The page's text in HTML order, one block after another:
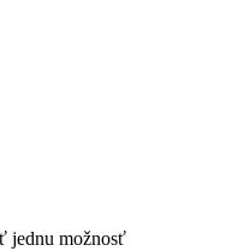
jednu možnosť